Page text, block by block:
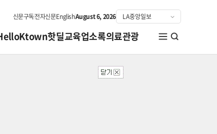
신문구독전자신문EnglishAugust 6, 2026
핫딜교육업소록의료관광